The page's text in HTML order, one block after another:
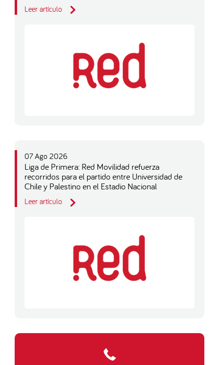
Leer artículo
07 Ago 2026
Liga de Primera: Red Movilidad refuerza
recorridos para el partido entre Universidad de
Chile y Palestino en el Estadio Nacional
Leer artículo